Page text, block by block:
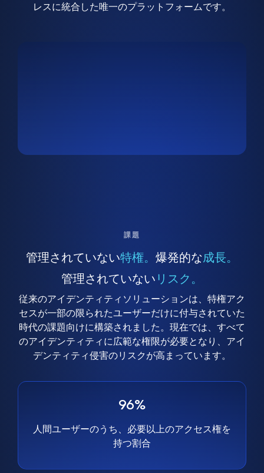
レスに統合した唯一のプラットフォームです。
課題
管理されていない特権。 爆発的な成長。
管理されていない リスク。
従来のアイデンティティソリューションは、特権アク
セスが一部の限られたユーザーだけに付与されていた
時代の課題向けに構築されました。現在では、すべて
のアイデンティティに広範な権限が必要となり、アイ
デンティティ侵害のリスクが高まっています。
96%
人間ユーザーのうち、必要以上のアクセス権を
持つ割合